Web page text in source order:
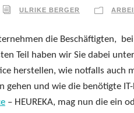
ULRIKE BERGER
die Beschäftigten,
Teil haben wir Sie dabei
herstellen, wie notfalls
und wie die benötigte
– HEUREKA, mag nun die ein